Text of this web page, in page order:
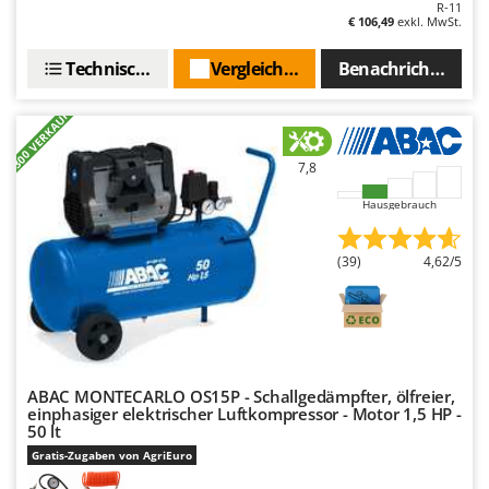
Redback
Ribimex
Ripartrak
Ritter
River Systems
Robomow
Rossofuoco
Rover Pompe
Royal Food
Ryobi
S
S.T.P.
R-11
€ 106,49 exkl. MwSt.
Benachrichtigen
Vergleichen Sie
Technische Daten
+300 VERKAUFT 7,8
Hausgebrauch
(39) 4,62/5
ABAC MONTECARLO OS15P - Schallgedämpfter, ölfreier,
einphasiger elektrischer Luftkompressor - Motor 1,5 HP -
50 lt
Gratis-Zugaben von AgriEuro